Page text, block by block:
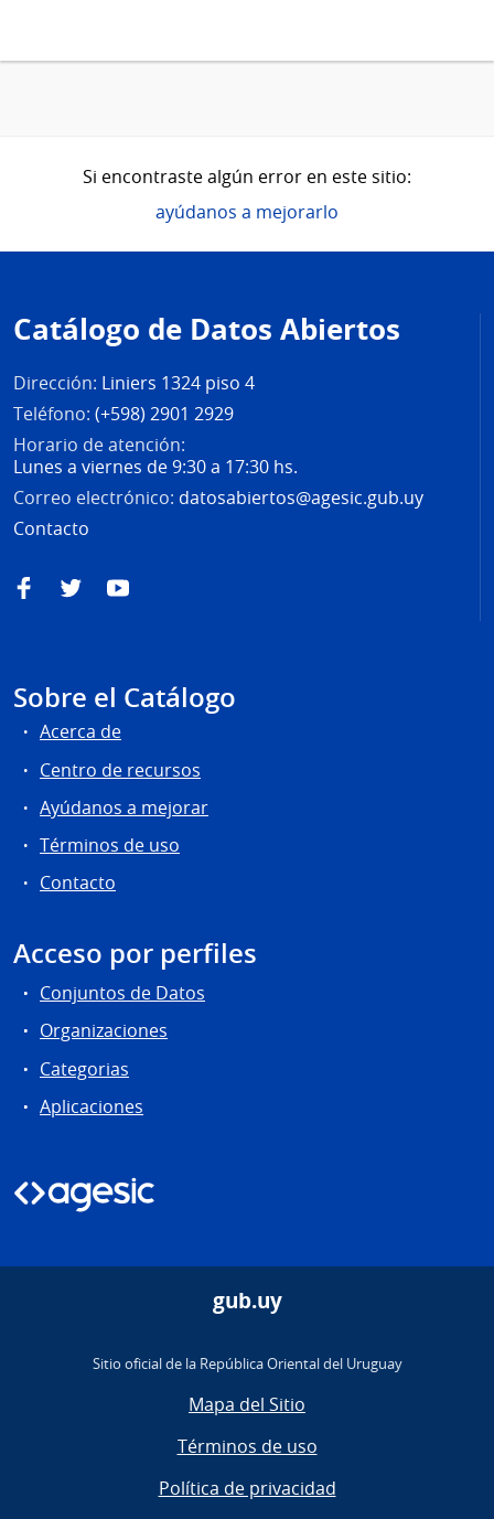
Si encontraste algún error en este sitio:
ayúdanos a mejorarlo
de
página
Catálogo de Datos Abiertos
Dirección: Liniers 1324 piso 4
Teléfono: (+598) 2901 2929
Horario de atención:
Lunes a viernes de 9:30 a 17:30 hs.
Correo electrónico: datosabiertos@agesic.gub.uy
Contacto
FacebookTwitterYouTube
Sobre el Catálogo
Acerca de
Centro de recursos
Ayúdanos a mejorar
Términos de uso
Contacto
Acceso por perfiles
Conjuntos de Datos
Organizaciones
Categorias
Aplicaciones
gub.uy
Sitio oficial de la República Oriental del Uruguay
Mapa del Sitio
Términos de uso
Política de privacidad